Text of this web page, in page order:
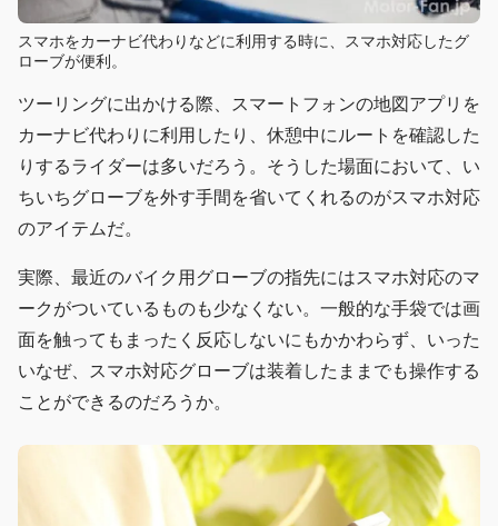
スマホをカーナビ代わりなどに利用する時に、スマホ対応したグ
ローブが便利。
ツーリングに出かける際、スマートフォンの地図アプリを
カーナビ代わりに利用したり、休憩中にルートを確認した
りするライダーは多いだろう。そうした場面において、い
ちいちグローブを外す手間を省いてくれるのがスマホ対応
のアイテムだ。
実際、最近のバイク用グローブの指先にはスマホ対応のマ
ークがついているものも少なくない。一般的な手袋では画
面を触ってもまったく反応しないにもかかわらず、いった
いなぜ、スマホ対応グローブは装着したままでも操作する
ことができるのだろうか。